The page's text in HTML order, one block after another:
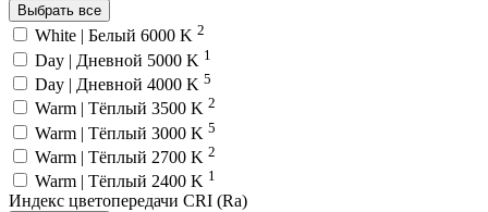
Выбрать все
White | Белый 6000 K 2
Day | Дневной 5000 K 1
Day | Дневной 4000 K 5
Warm | Тёплый 3500 K 2
Warm | Тёплый 3000 K 5
Warm | Тёплый 2700 K 2
Warm | Тёплый 2400 K 1
Индекс цветопередачи CRI (Ra)